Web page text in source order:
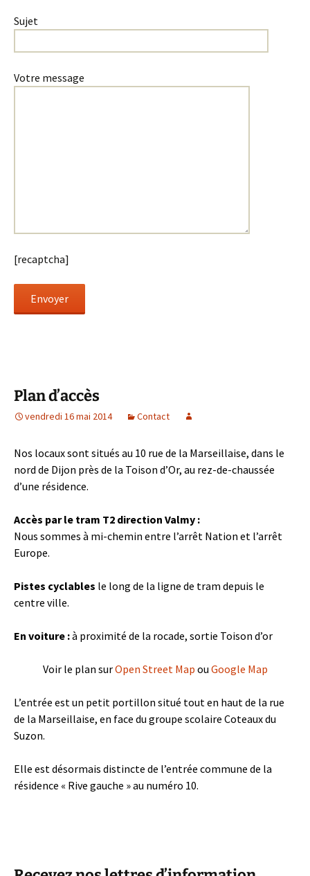
Sujet
Votre message
[recaptcha]
Plan d’accès
vendredi 16 mai 2014 Contact
Nos locaux sont situés au 10 rue de la Marseillaise, dans le
nord de Dijon près de la Toison d’Or, au rez-de-chaussée
d’une résidence.
Accès par le tram T2 direction Valmy :
Nous sommes à mi-chemin entre l’arrêt Nation et l’arrêt
Europe.
Pistes cyclables le long de la ligne de tram depuis le
centre ville.
En voiture :à proximité de la rocade, sortie Toison d’or
Voir le plan surOpen Street Map ou Google Map
L’entrée est un petit portillon situé tout en haut de la rue
de la Marseillaise, en face du groupe scolaire Coteaux du
Suzon.
Elle est désormais distincte de l’entrée commune de la
résidence « Rive gauche » au numéro 10.